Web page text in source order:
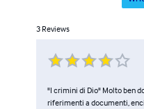
3 Reviews
"I crimini di Dio" Molto ben
riferimenti a documenti,